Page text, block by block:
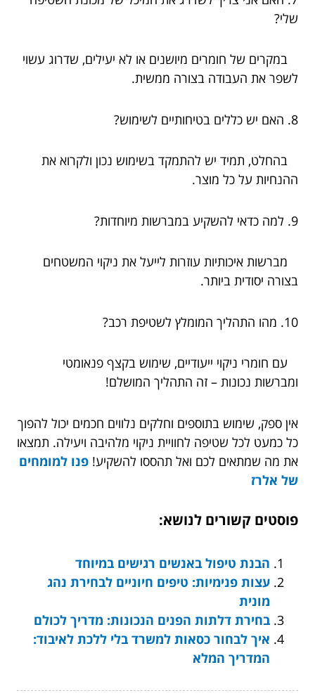
שלי?
במקרים של חומרים מיושנים או לא יעילים, שדרוג עשוי
לשפר את העבודה בצורה ממשית.
8. האם יש כללים בטיחותיים לשימוש?
בהחלט, תמיד יש להתמקד בשימוש נכון ולקרוא את
ההנחיות על כל מוצר.
9. למה כדאי להשקיע במברשות מיוחדות?
מברשות איכותיות עוזרות לייעל את ניקוי המשטחים
בצורה יסודית ביותר.
10. מהו התהליך המומלץ לשטיפת רכב?
עם חומרי ניקוי ייעודיים, שימוש בקצף פנאומטי
ומברשות נכונות – זה התהליך המושלם!
אין ספק, שימוש בתוספים וחלקים נלווים חכמים יכול להפוך
כל כמעט לכל שטיפה לחוויית ניקוי מלהיבה ויעילה. תמצאו
את מה שמתאים לכם ואל תהססו להשקיע! פנו למומחים
של אלרז
פוסטים קשורים לנושא:
הבנת טיפול באנשים רגישים במיוחד
עצות פנימיות: טיפים חיוניים לבחירת נהג
מונית
בחירת דלתות הפנים הנכונות: מדריך לכולם
איך לבחור כסאות למשרד בלי ללכת לאיבוד:
המדריך המלא